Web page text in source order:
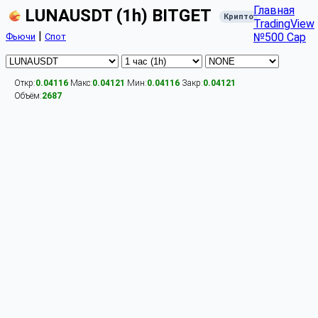
LUNAUSDT (1h) BITGET Крипто
Фьючи | Спот
Главная
TradingView
№500 Cap
Откр:0.04116 Макс:0.04121 Мин:0.04116 Закр:0.04121
Объём:2687